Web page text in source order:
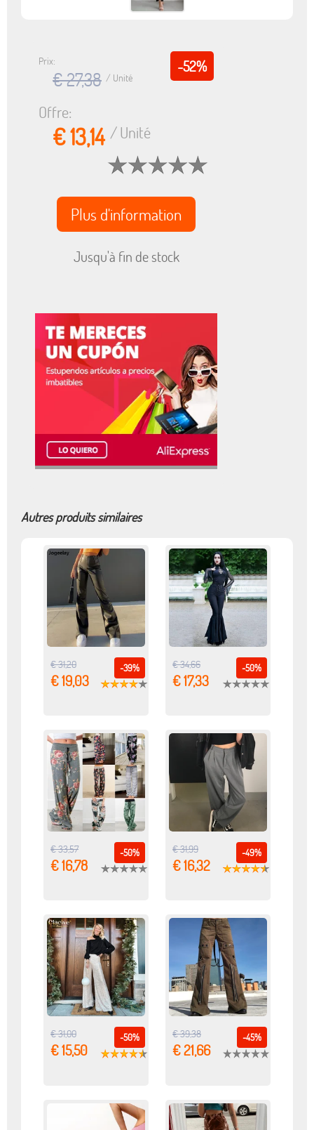
-52%
Prix:
€ 27,38 / Unité
Offre:
€ 13,14 / Unité
Plus d'information
Jusqu'à fin de stock
Autres produits similaires
-39%
€ 31,20
€ 19,03
-50%
€ 34,66
€ 17,33
-50%
€ 33,57
€ 16,78
-49%
€ 31,99
€ 16,32
-50%
€ 31,00
€ 15,50
-45%
€ 39,38
€ 21,66